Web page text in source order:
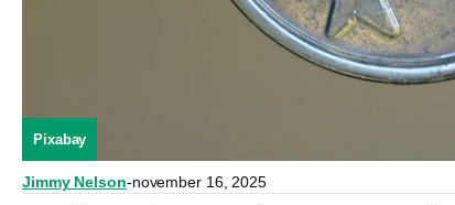
Pixabay
Jimmy Nelson-november 16, 2025